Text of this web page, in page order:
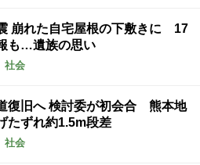
崩れた自宅屋根の下敷きに 17
も…遺族の思い
社会
復旧へ 検討委が初会合 熊本地
たずれ約1.5m段差
社会